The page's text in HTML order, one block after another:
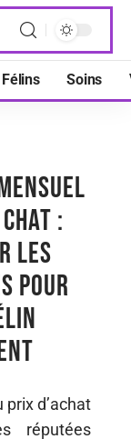
Félins Soins
:
les
pour
prix d’achat
réputées